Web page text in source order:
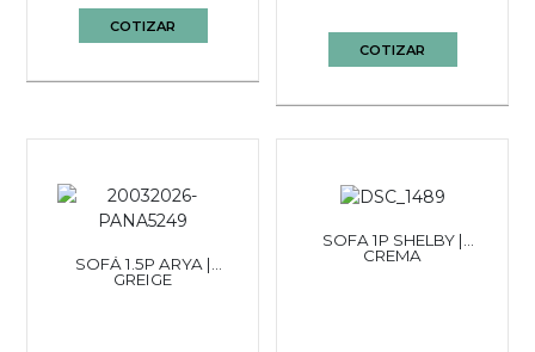
COTIZAR
COTIZAR
SOFÁ 1.5P ARYA |
GREIGE
SOFA 1P SHELBY |
CREMA